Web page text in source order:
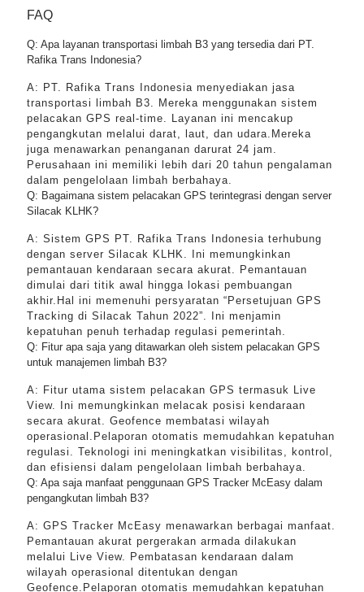
FAQ
Q: Apa layanan transportasi limbah B3 yang tersedia dari PT.
Rafika Trans Indonesia?
A: PT. Rafika Trans Indonesia menyediakan jasa
transportasi limbah B3. Mereka menggunakan sistem
pelacakan GPS real-time. Layanan ini mencakup
pengangkutan melalui darat, laut, dan udara.Mereka
juga menawarkan penanganan darurat 24 jam.
Perusahaan ini memiliki lebih dari 20 tahun pengalaman
dalam pengelolaan limbah berbahaya.
Q: Bagaimana sistem pelacakan GPS terintegrasi dengan server
Silacak KLHK?
A: Sistem GPS PT. Rafika Trans Indonesia terhubung
dengan server Silacak KLHK. Ini memungkinkan
pemantauan kendaraan secara akurat. Pemantauan
dimulai dari titik awal hingga lokasi pembuangan
akhir.Hal ini memenuhi persyaratan “Persetujuan GPS
Tracking di Silacak Tahun 2022”. Ini menjamin
kepatuhan penuh terhadap regulasi pemerintah.
Q: Fitur apa saja yang ditawarkan oleh sistem pelacakan GPS
untuk manajemen limbah B3?
A: Fitur utama sistem pelacakan GPS termasuk Live
View. Ini memungkinkan melacak posisi kendaraan
secara akurat. Geofence membatasi wilayah
operasional.Pelaporan otomatis memudahkan kepatuhan
regulasi. Teknologi ini meningkatkan visibilitas, kontrol,
dan efisiensi dalam pengelolaan limbah berbahaya.
Q: Apa saja manfaat penggunaan GPS Tracker McEasy dalam
pengangkutan limbah B3?
A: GPS Tracker McEasy menawarkan berbagai manfaat.
Pemantauan akurat pergerakan armada dilakukan
melalui Live View. Pembatasan kendaraan dalam
wilayah operasional ditentukan dengan
Geofence.Pelaporan otomatis memudahkan kepatuhan